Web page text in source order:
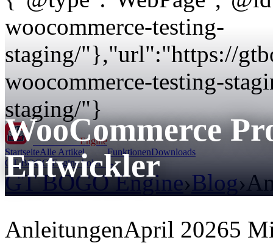
woocommerce-testing-
staging/"},"url":"https://
woocommerce-testing-
staging/"}
GT BOGOEngine
StartseiteAlle Artikel FunktionenDownloads
GT BOGO Engine holen →
GT BOGO Engine›Blog›
WooCommerce
Entwickler
AnleitungenApril 20265